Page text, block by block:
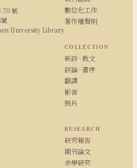
70 號
University Library
數位化工作
著作權聲明
COLLECTION
新詩 · 散文
評論 · 書序
翻譯
影音
照片
RESEARCH
研究報告
期刊論文
余學研究